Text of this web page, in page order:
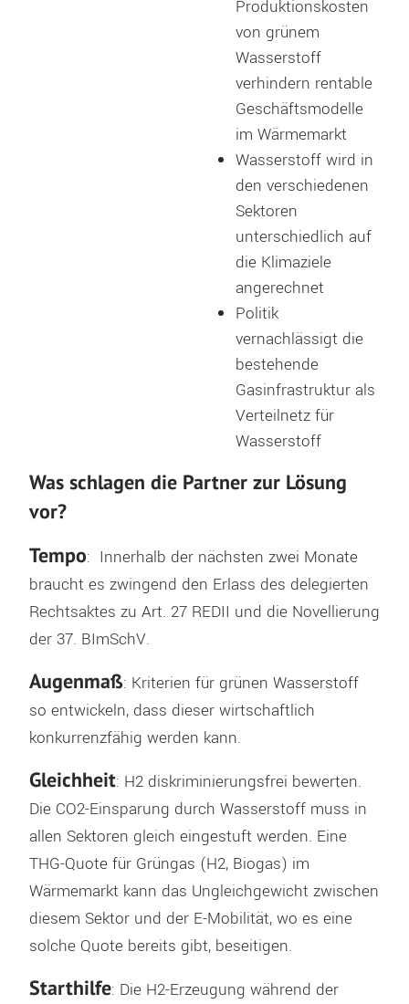
Produktionskosten
von grünem
Wasserstoff
verhindern rentable
Geschäftsmodelle
im Wärmemarkt
Wasserstoff wird in
den verschiedenen
Sektoren
unterschiedlich auf
die Klimaziele
angerechnet
Politik
vernachlässigt die
bestehende
Gasinfrastruktur als
Verteilnetz für
Wasser­stoff
Was schlagen die Partner zur Lösung
vor?
Tempo: Innerhalb der nächsten zwei Monate
braucht es zwingend den Erlass des delegierten
Rechtsaktes zu Art. 27 REDII und die Novellierung
der 37. BImSchV.
Augenmaß: Kriterien für grünen Wasserstoff
so entwickeln, dass dieser wirtschaftlich
konkurrenzfähig werden kann.
Gleichheit: H2 diskriminierungsfrei bewerten.
Die CO2-Einsparung durch Wasserstoff muss in
allen Sektoren gleich eingestuft werden. Eine
THG-Quote für Grüngas (H2, Biogas) im
Wärmemarkt kann das Ungleichgewicht zwischen
diesem Sektor und der E-Mobilität, wo es eine
solche Quote bereits gibt, beseitigen.
Starthilfe: Die H2-Erzeugung während der